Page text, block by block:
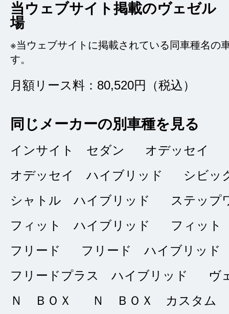
★★★★★
5
総合評価
ヒロ
販売店の評価
｜ 雰囲
問合せ：
｜ 説
仕事の都合で雨の
気になってた念願
すが内装外装とも
方の説明も分かり
当ウェブサイト掲載のヴェゼル
場
※当ウェブサイトに掲載されている同車種名の
す。
月額リース料：80,520円（税込）
同じメーカーの別車種を見る
インサイト セダン
オデッセイ
オデッセイ ハイブリッド
シビッ
シャトル ハイブリッド
ステップ
フィット ハイブリッド
フィット
フリード
フリード ハイブリッド
フリードプラス ハイブリッド
ヴ
Ｎ ＢＯＸ
Ｎ ＢＯＸ カスタム